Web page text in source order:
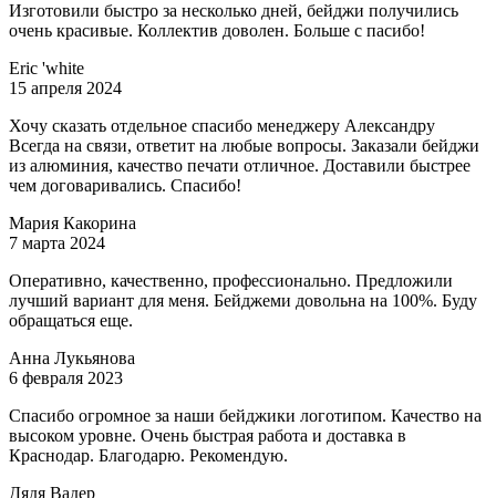
Изготовили быстро за несколько дней, бейджи получились
очень красивые. Коллектив доволен. Больше с пасибо!
Eric 'white
15 апреля 2024
Хочу сказать отдельное спасибо менеджеру Александру
Всегда на связи, ответит на любые вопросы. Заказали бейджи
из алюминия, качество печати отличное. Доставили быстрее
чем договаривались. Спасибо!
Мария Какорина
7 марта 2024
Оперативно, качественно, профессионально. Предложили
лучший вариант для меня. Бейджеми довольна на 100%. Буду
обращаться еще.
Анна Лукьянова
6 февраля 2023
Спасибо огромное за наши бейджики логотипом. Качество на
высоком уровне. Очень быстрая работа и доставка в
Краснодар. Благодарю. Рекомендую.
Дядя Вадер